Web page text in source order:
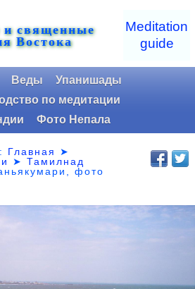
и священные
Востока
Meditation
guide
Веды
Упанишады
по медитации
Фото Непала
Главная
➤
➤Тамилнад
фото